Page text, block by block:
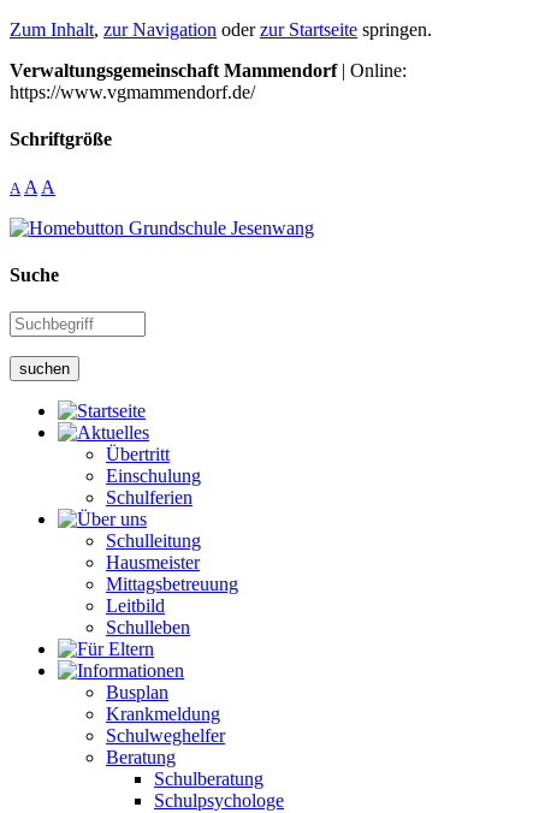
Zum Inhalt, zur Navigation oderzur Startseite springen.
Verwaltungsgemeinschaft Mammendorf| Online:
https://www.vgmammendorf.de/
Schriftgröße
A A A
Suche
suchen
Übertritt
Einschulung
Schulferien
Schulleitung
Hausmeister
Mittagsbetreuung
Leitbild
Schulleben
Busplan
Krankmeldung
Schulweghelfer
Beratung
Schulberatung
Schulpsychologe